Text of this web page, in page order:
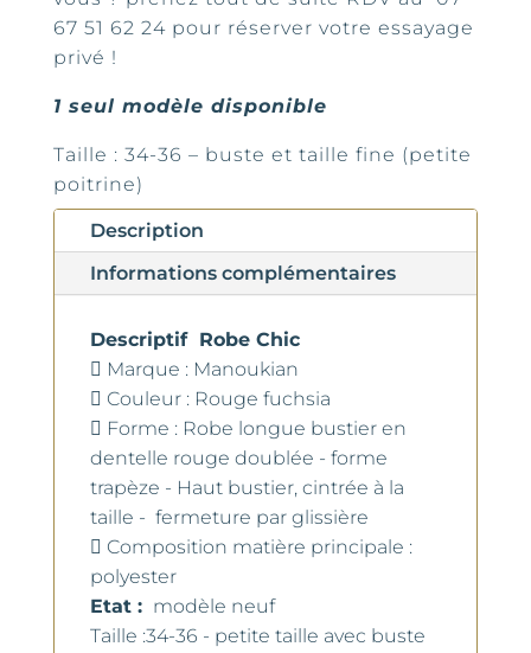
67 51 62 24 pour réserver votre essayage
privé !
1 seul modèle disponible
Taille : 34-36 – buste et taille fine (petite
poitrine)
Description
Informations complémentaires
Descriptif Robe Chic
 Marque : Manoukian
 Couleur : Rouge fuchsia
 Forme : Robe longue bustier en
dentelle rouge doublée - forme
trapèze - Haut bustier, cintrée à la
taille - fermeture par glissière
 Composition matière principale :
polyester
Etat : modèle neuf
Taille :34-36 - petite taille avec buste